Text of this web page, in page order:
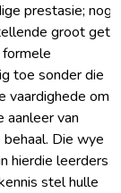
prestasie;
groot getal
toe sonder die
vaardighede om
aanleer van
Die wye
hierdie leerders
stel hulle